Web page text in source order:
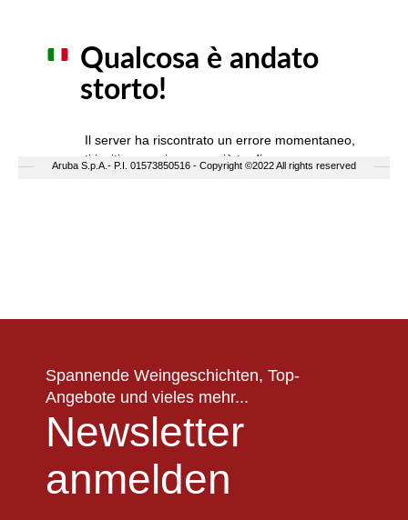
Spannende Weingeschichten, Top-
Angebote und vieles mehr...
Newsletter
anmelden